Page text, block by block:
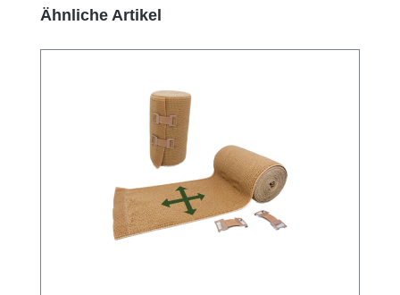
Produktgalerie überspringen
Ähnliche Artikel